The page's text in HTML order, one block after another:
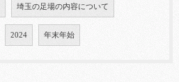
埼玉の足場の内容について
2024 年末年始